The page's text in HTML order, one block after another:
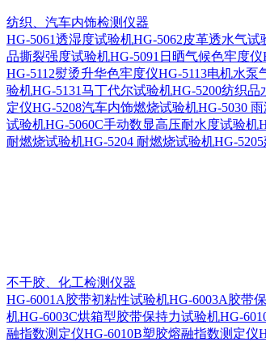
纺织、汽车内饰检测仪器
HG-5061透湿度试验机HG-5062皮革透水气试
品撕裂强度试验机HG-5091日晒气候色牢度仪
HG-5112熨烫升华色牢度仪HG-5113电机水泵
验机HG-5131马丁代尔试验机HG-5200纺织
定仪HG-5208汽车内饰燃烧试验机HG-5030
试验机HG-5060C手动数显高压耐水度试验机
耐燃烧试验机HG-5204 耐燃烧试验机HG-
不干胶、化工检测仪器
HG-6001A胶带初粘性试验机HG-6003A胶带
机HG-6003C烘箱型胶带保持力试验机HG-
融指数测定仪HG-6010B塑胶熔融指数测定仪